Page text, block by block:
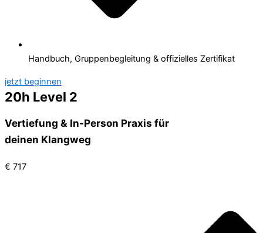
Handbuch, Gruppenbegleitung & offizielles Zertifikat
jetzt beginnen
20h Level 2
Vertiefung & In-Person Praxis für
deinen Klangweg
€ 717